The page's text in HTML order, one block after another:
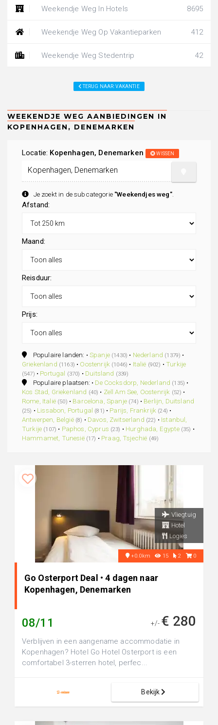
Weekendje Weg In Hotels 8695
Weekendje Weg Op Vakantieparken 412
Weekendje Weg Stedentrip 42
TERUG NAAR: VAKANTIE
Locatie: Kopenhagen, Denemarken WISSEN
Je zoekt in de subcategorie "Weekendjes weg".
Afstand:
Maand:
Reisduur:
Prijs:
Populaire landen: •Spanje (1430) • Nederland (1379) •
Griekenland (1163) • Oostenrijk (1046) • Italië (902) • Turkije
(547) • Portugal (370) • Duitsland (339)
Populaire plaatsen: • De Cocksdorp, Nederland (135) •
Kos Stad, Griekenland (40) • Zell Am See, Oostenrijk (52) •
Rome, Italië (50) • Barcelona, Spanje (74) • Berlijn, Duitsland
(25) • Lissabon, Portugal (81) • Parijs, Frankrijk (24) •
Antwerpen, België (8) • Davos, Zwitserland (22) • Istanbul,
Turkije (107) • Paphos, Cyprus (23) • Hurghada, Egypte (35) •
Hammamet, Tunesië (17) • Praag, Tsjechië (49)
Vliegtuig
Hotel
Logies
+0.0km 15 2 0
Go Osterport Deal • 4 dagen naar
Kopenhagen, Denemarken
08/11 +/- € 280
Verblijven in een aangename accommodatie in
Kopenhagen? Hotel Go Hotel Osterport is een
comfortabel 3-sterren hotel, perfec...
Bekijk